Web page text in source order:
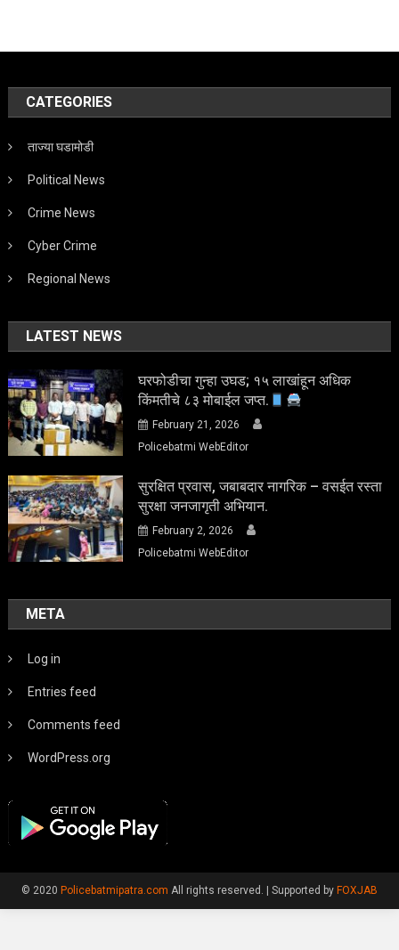
CATEGORIES
ताज्या घडामोडी
Political News
Crime News
Cyber Crime
Regional News
LATEST NEWS
घरफोडीचा गुन्हा उघड; १५ लाखांहून अधिक
किंमतीचे ८३ मोबाईल जप्त.
February 21, 2026
Policebatmi WebEditor
सुरक्षित प्रवास, जबाबदार नागरिक – वसईत रस्ता
सुरक्षा जनजागृती अभियान.
February 2, 2026
Policebatmi WebEditor
META
Log in
Entries feed
Comments feed
WordPress.org
© 2020 Policebatmipatra.com All rights reserved. Supported by FOXJAB